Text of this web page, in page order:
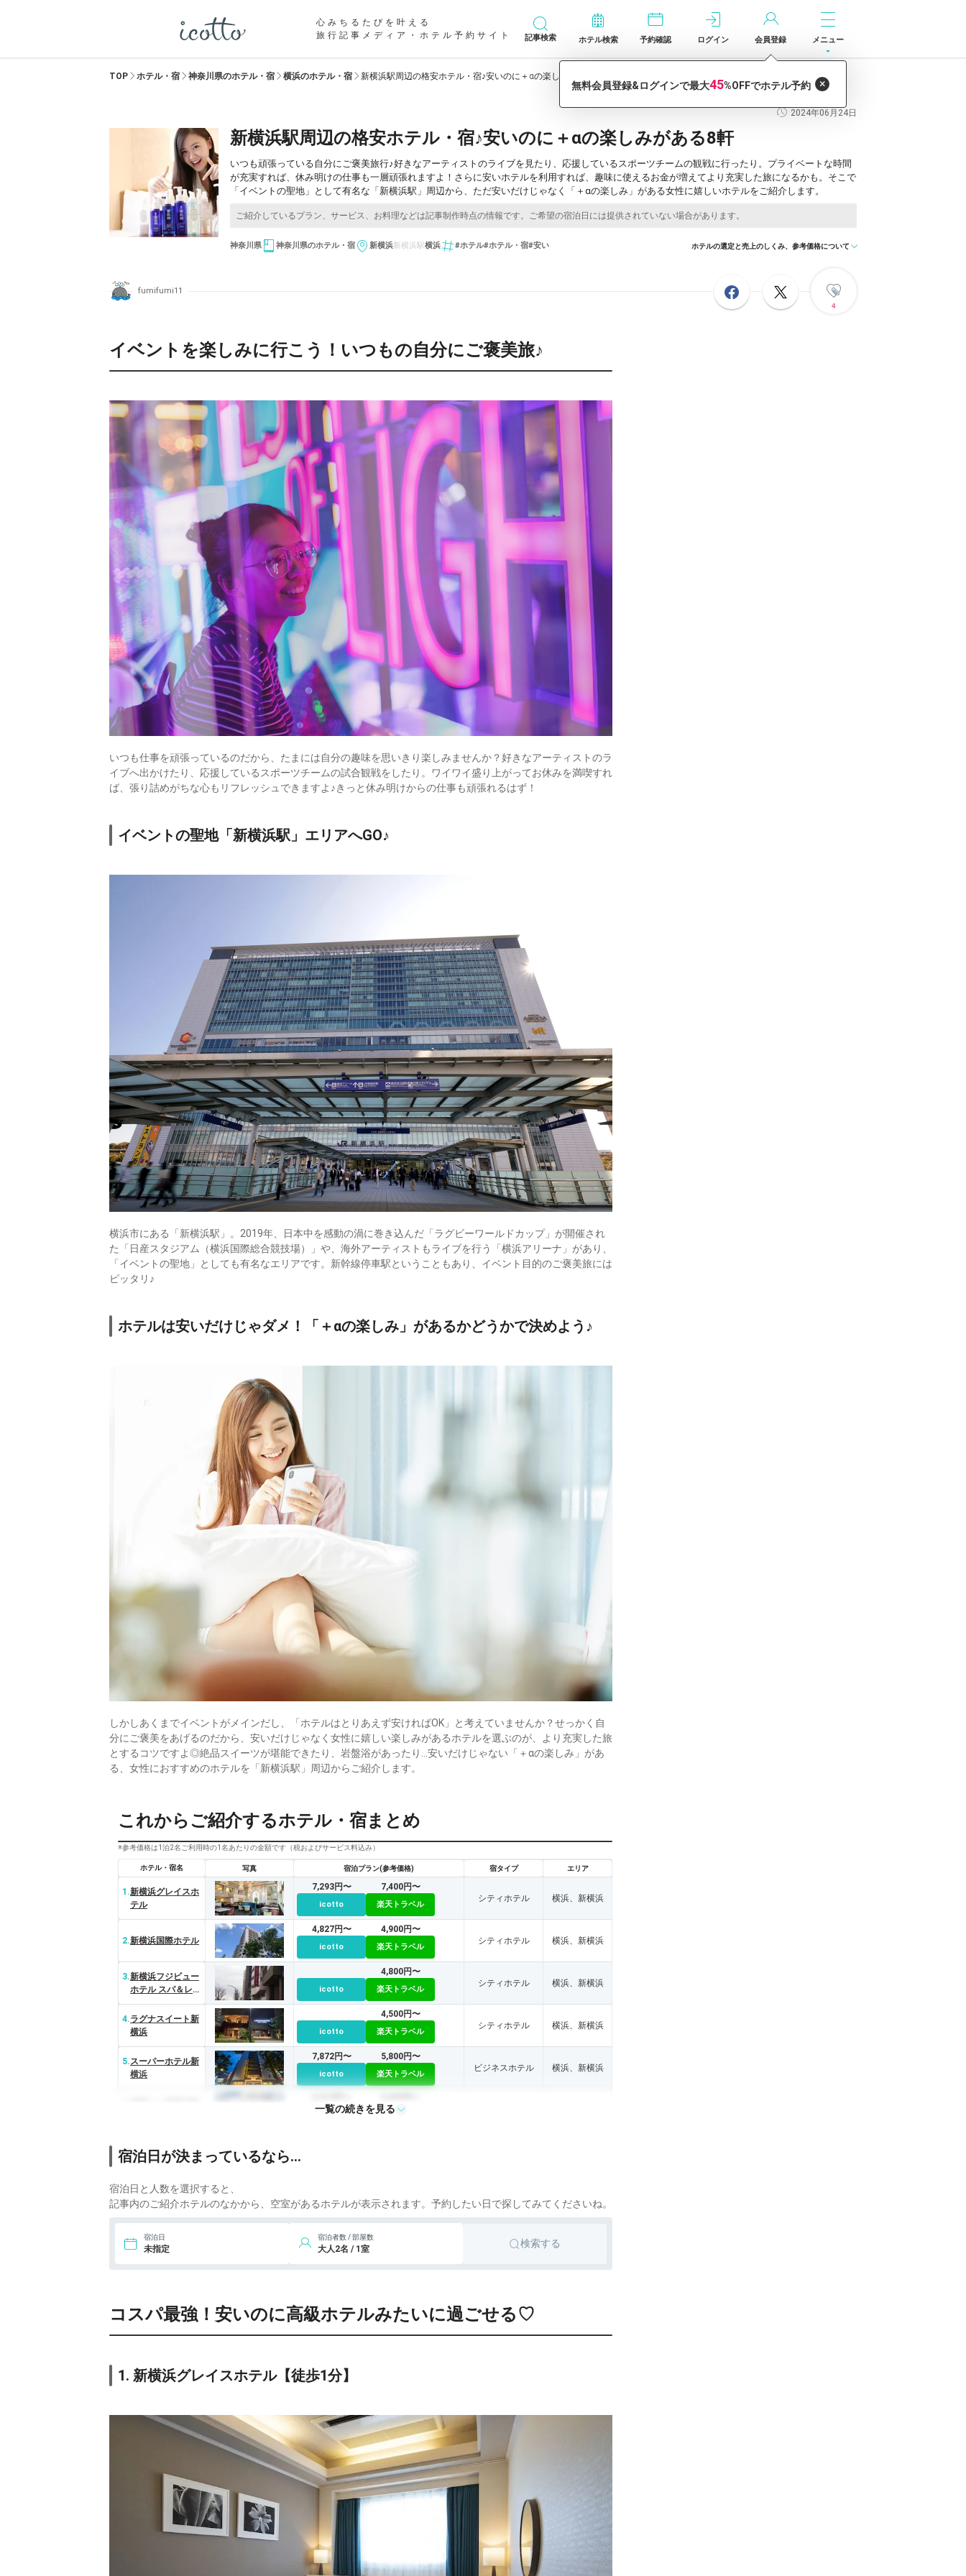
心みちるたびを叶える
旅行記事メディア・ホテル予約サイト
記事検索 ホテル検索 予約確認 ログイン 会員登録 メニュー
TOP ホテル・宿 神奈川県のホテル・宿 横浜のホテル・宿 新横浜駅周辺の格安ホテル・宿♪安いのに＋αの楽しみがある8軒
2024年06月24日
新横浜駅周辺の格安ホテル・宿♪安いのに＋αの楽しみがある8軒
いつも頑張っている自分にご褒美旅行♪好きなアーティストのライブを見たり、応援しているスポーツチームの観戦に行ったり。プライベートな時間
が充実すれば、休み明けの仕事も一層頑張れますよ！さらに安いホテルを利用すれば、趣味に使えるお金が増えてより充実した旅になるかも。そこで
「イベントの聖地」として有名な「新横浜駅」周辺から、ただ安いだけじゃなく「＋αの楽しみ」がある女性に嬉しいホテルをご紹介します。
神奈川県 神奈川県のホテル・宿 新横浜新横浜駅横浜 #ホテル#ホテル・宿#安い ホテルの選定と売上のしくみ、参考価格について
fumifumi11
4
イベントを楽しみに行こう！いつもの自分にご褒美旅♪
いつも仕事を頑張っているのだから、たまには自分の趣味を思いきり楽しみませんか？好きなアーティストのラ
イブへ出かけたり、応援しているスポーツチームの試合観戦をしたり。ワイワイ盛り上がってお休みを満喫すれ
ば、張り詰めがちな心もリフレッシュできますよ♪きっと休み明けからの仕事も頑張れるはず！
イベントの聖地「新横浜駅」エリアへGO♪
横浜市にある「新横浜駅」。2019年、日本中を感動の渦に巻き込んだ「ラグビーワールドカップ」が開催され
た「日産スタジアム（横浜国際総合競技場）」や、海外アーティストもライブを行う「横浜アリーナ」があり、
「イベントの聖地」としても有名なエリアです。新幹線停車駅ということもあり、イベント目的のご褒美旅には
ピッタリ♪
ホテルは安いだけじゃダメ！「＋αの楽しみ」があるかどうかで決めよう♪
しかしあくまでイベントがメインだし、「ホテルはとりあえず安ければOK」と考えていませんか？せっかく自
分にご褒美をあげるのだから、安いだけじゃなく女性に嬉しい楽しみがあるホテルを選ぶのが、より充実した旅
とするコツですよ◎絶品スイーツが堪能できたり、岩盤浴があったり…安いだけじゃない「＋αの楽しみ」があ
る、女性におすすめのホテルを「新横浜駅」周辺からご紹介します。
これからご紹介するホテル・宿まとめ
※参考価格は1泊2名ご利用時の1名あたりの金額です（税およびサービス料込み）
ホテル・宿名 写真 宿泊プラン(参考価格) 宿タイプ エリア
1.新横浜グレイスホ
テル
7,293円〜
icotto
7,400円〜
楽天トラベル
シティホテル 横浜、新横浜
2.新横浜国際ホテル
4,827円〜
icotto
4,900円〜
楽天トラベル
シティホテル 横浜、新横浜
3.新横浜フジビュー
ホテル スパ＆レジ
デンス
icotto
4,800円〜
楽天トラベル
シティホテル 横浜、新横浜
4.ラグナスイート新
横浜
icotto
4,500円〜
楽天トラベル
シティホテル 横浜、新横浜
5.スーパーホテル新
横浜
7,872円〜
icotto
5,800円〜
楽天トラベル
ビジネスホテル 横浜、新横浜
icotto 楽天トラベル
7.
ダイワロイネット
ホテル新横浜
8. コートホテル新横
浜
一覧の続きを見る
宿泊日が決まっているなら…
宿泊日と人数を選択すると、
記事内のご紹介ホテルのなかから、空室があるホテルが表示されます。予約したい日で探してみてくださいね。
宿泊日
未指定
宿泊者数 / 部屋数
大人2名 / 1室 検索する
コスパ最強！安いのに高級ホテルみたいに過ごせる♡
1. 新横浜グレイスホテル【徒歩1分】